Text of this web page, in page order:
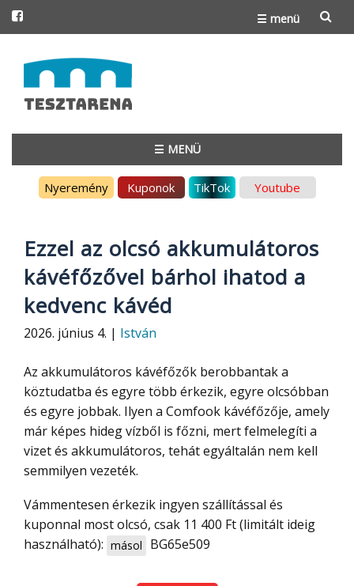
☰ menü
to
content
☰ MENÜ
Nyeremény Kuponok TikTok Youtube
Ezzel az olcsó akkumulátoros
kávéfőzővel bárhol ihatod a
kedvenc kávéd
2026. június 4. | István
Az akkumulátoros kávéfőzők berobbantak a
köztudatba és egyre több érkezik, egyre olcsóbban
és egyre jobbak. Ilyen a Comfook kávéfőzője, amely
már képes hideg vízből is főzni, mert felmelegíti a
vizet és akkumulátoros, tehát egyáltalán nem kell
semmilyen vezeték.
Vámmentesen érkezik ingyen szállítással és
kuponnal most olcsó, csak 11 400 Ft (limitált ideig
használható): másol BG65e509